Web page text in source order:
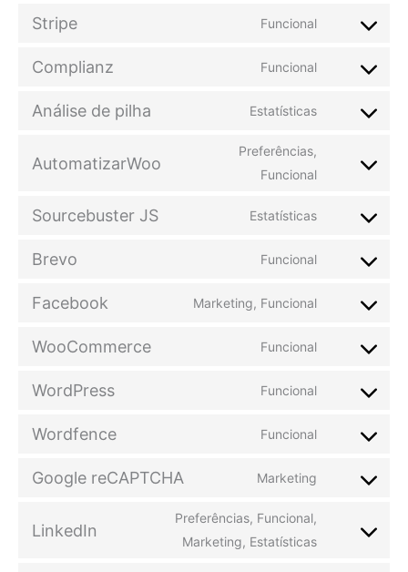
Stripe Funcional
Complianz Funcional
Análise de pilha Estatísticas
AutomatizarWoo
Preferências,
Funcional
Sourcebuster JS Estatísticas
Brevo Funcional
Facebook Marketing, Funcional
WooCommerce Funcional
WordPress Funcional
Wordfence Funcional
Google reCAPTCHA Marketing
LinkedIn
Preferências, Funcional,
Marketing, Estatísticas